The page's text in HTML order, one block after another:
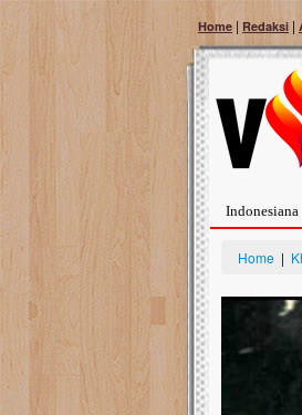
Home | Redaksi |
Indonesiana
Home |